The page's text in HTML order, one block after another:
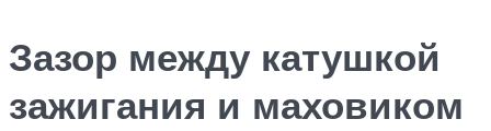
Зазор между катушкой
зажигания и маховиком